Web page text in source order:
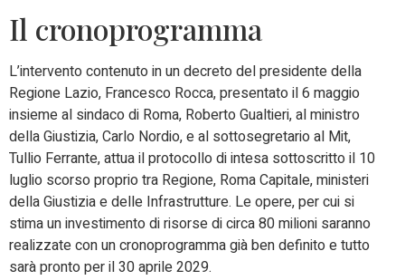
Il cronoprogramma
L’intervento contenuto in un decreto del presidente della
Regione Lazio, Francesco Rocca, presentato il 6 maggio
insieme al sindaco di Roma, Roberto Gualtieri, al ministro
della Giustizia, Carlo Nordio, e al sottosegretario al Mit,
Tullio Ferrante, attua il protocollo di intesa sottoscritto il 10
luglio scorso proprio tra Regione, Roma Capitale, ministeri
della Giustizia e delle Infrastrutture. Le opere, per cui si
stima un investimento di risorse di circa 80 milioni saranno
realizzate con un cronoprogramma già ben definito e tutto
sarà pronto per il 30 aprile 2029.